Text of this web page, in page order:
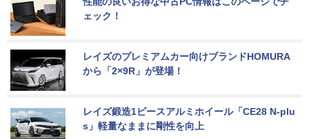
ェック！
レイズのプレミアムカー向けブランドHOMURA
から「2×9R」が登場！
レイズ鍛造1ピースアルミホイール「CE28 N-plu
s」軽量なままに剛性を向上